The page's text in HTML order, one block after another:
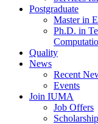
Postgraduate
Master in
Ph.D. in
Quality
News
Recent
Events
Join IUMA
Job Offers